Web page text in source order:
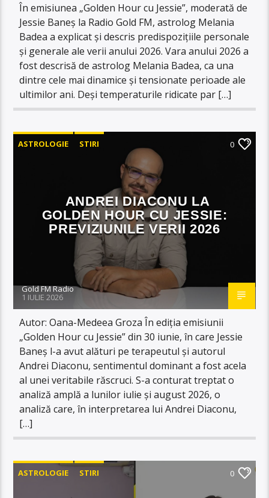
În emisiunea „Golden Hour cu Jessie”, moderată de
Jessie Baneș la Radio Gold FM, astrolog Melania
Badea a explicat și descris predispozițiile personale
și generale ale verii anului 2026. Vara anului 2026 a
fost descrisă de astrolog Melania Badea, ca una
dintre cele mai dinamice și tensionate perioade ale
ultimilor ani. Deși temperaturile ridicate par […]
ASTROLOGIE STIRI 0
ANDREI DIACONU LA
GOLDEN HOUR CU JESSIE:
PREVIZIUNILE VERII 2026
Gold FM Radio
1 IULIE 2026
Autor: Oana-Medeea Groza În ediția emisiunii
„Golden Hour cu Jessie” din 30 iunie, în care Jessie
Baneș l-a avut alături pe terapeutul și autorul
Andrei Diaconu, sentimentul dominant a fost acela
al unei veritabile răscruci. S-a conturat treptat o
analiză amplă a lunilor iulie și august 2026, o
analiză care, în interpretarea lui Andrei Diaconu,
[…]
ASTROLOGIE STIRI 0